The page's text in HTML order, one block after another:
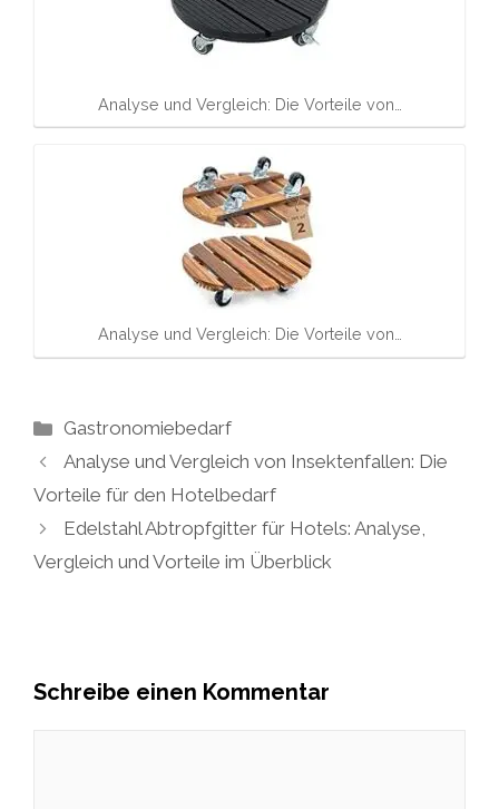
Analyse und Vergleich: Die Vorteile von…
Analyse und Vergleich: Die Vorteile von…
Kategorien
Gastronomiebedarf
Analyse und Vergleich von Insektenfallen: Die
Vorteile für den Hotelbedarf
Edelstahl Abtropfgitter für Hotels: Analyse,
Vergleich und Vorteile im Überblick
Schreibe einen Kommentar